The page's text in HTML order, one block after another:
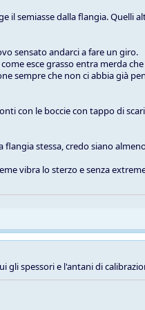
semiasse dalla flangia. Quelli
sensato andarci a fare un giro.
esce grasso entra merda
sempre che non ci abbia già
con le boccie con tappo di
stessa, credo siano
vibra lo sterzo e senza
gli spessori e l'antani di